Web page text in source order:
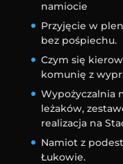
namiocie
Przyjęcie w
bez pośpiechu.
Czym się
komunię z
Wypożyczalnia
leżaków,
realizacja na
Namiot z
Łukowie.